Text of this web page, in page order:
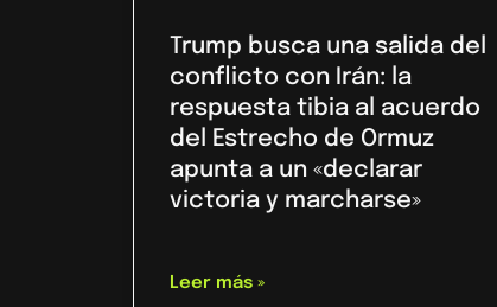
Trump busca una salida del
conflicto con Irán: la
respuesta tibia al acuerdo
del Estrecho de Ormuz
apunta a un «declarar
victoria y marcharse»
Leer más »